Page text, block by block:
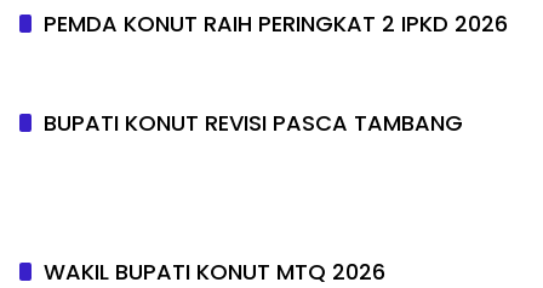
PEMDA KONUT RAIH PERINGKAT 2 IPKD 2026
BUPATI KONUT REVISI PASCA TAMBANG
WAKIL BUPATI KONUT MTQ 2026